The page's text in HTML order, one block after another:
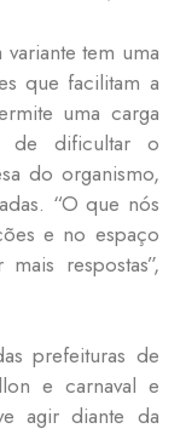
tem uma
que facilitam a
uma carga
de dificultar o
do organismo,
“O que nós
e no espaço
respostas”,
prefeituras de
e carnaval e
agir diante da